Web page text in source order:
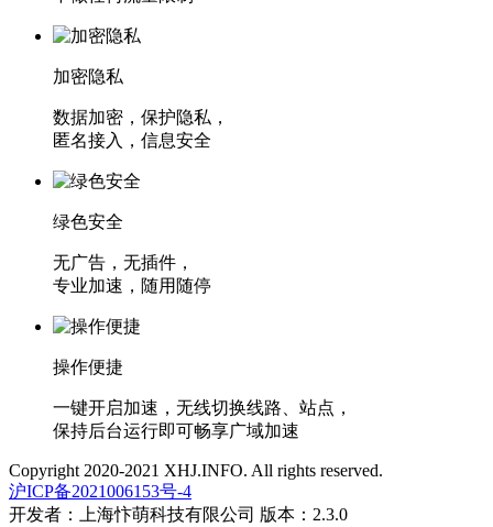
加密隐私
数据加密，保护隐私，
匿名接入，信息安全
绿色安全
无广告，无插件，
专业加速，随用随停
操作便捷
一键开启加速，无线切换线路、站点，
保持后台运行即可畅享广域加速
Copyright 2020-2021 XHJ.INFO. All rights reserved.
沪ICP备2021006153号-4
开发者：上海忭萌科技有限公司 版本：2.3.0